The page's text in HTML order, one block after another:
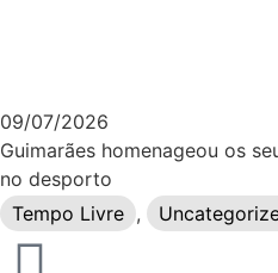
09/07/2026
Guimarães homenageou os
no desporto
Tempo Livre ,